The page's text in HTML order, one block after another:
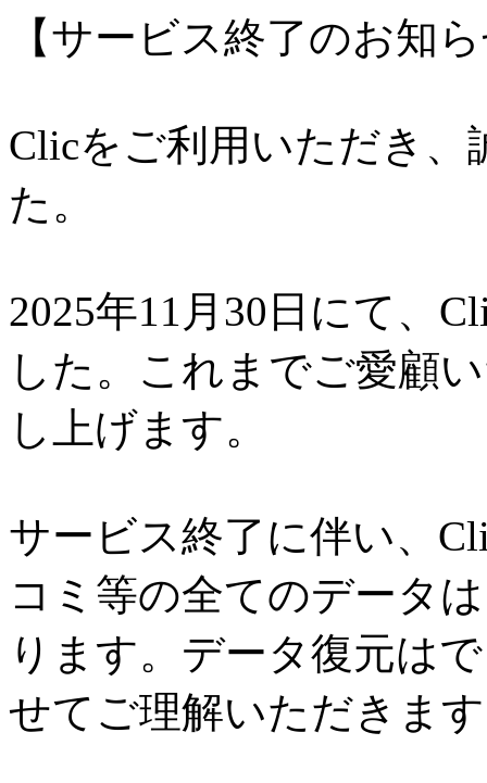
【サービス終了のお知
Clicをご利用いただき
た。
2025年11月30日にて、
した。これまでご愛顧
し上げます。
サービス終了に伴い、
コミ等の全てのデータ
ります。データ復元は
せてご理解いただきま